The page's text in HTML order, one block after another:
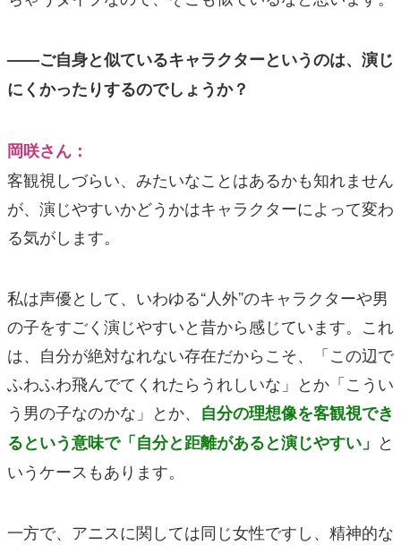
——ご自身と似ているキャラクターというのは、演じ
にくかったりするのでしょうか？
岡咲さん：
客観視しづらい、みたいなことはあるかも知れません
が、演じやすいかどうかはキャラクターによって変わ
る気がします。
私は声優として、いわゆる“人外”のキャラクターや男
の子をすごく演じやすいと昔から感じています。これ
は、自分が絶対なれない存在だからこそ、「この辺で
ふわふわ飛んでてくれたらうれしいな」とか「こうい
う男の子なのかな」とか、 自分の理想像を客観視でき
るという意味で「自分と距離があると演じやすい」 と
いうケースもあります。
一方で、アニスに関しては同じ女性ですし、精神的な